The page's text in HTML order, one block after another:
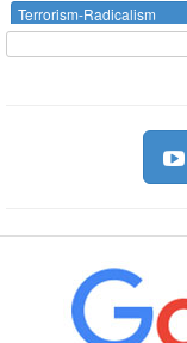
Terrorism-Radicalism